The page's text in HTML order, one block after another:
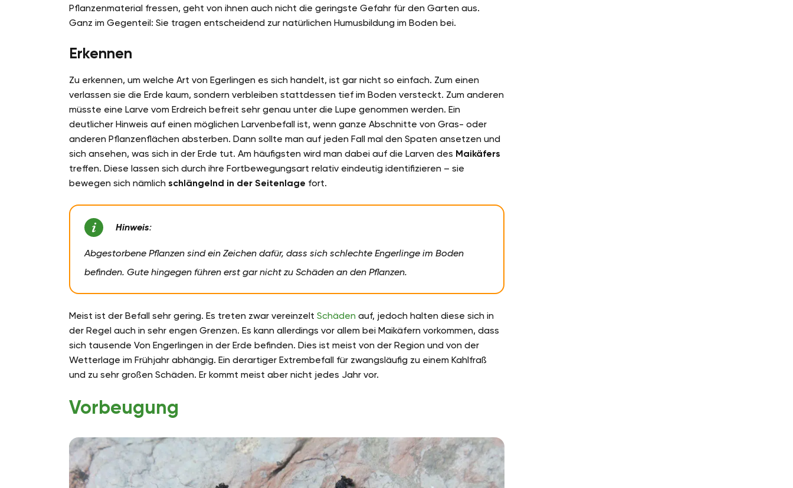
Pflanzenmaterial fressen, geht von ihnen auch nicht die geringste Gefahr für den Garten aus.
Ganz im Gegenteil: Sie tragen entscheidend zur natürlichen Humusbildung im Boden bei.
Erkennen
Zu erkennen, um welche Art von Egerlingen es sich handelt, ist gar nicht so einfach. Zum einen
verlassen sie die Erde kaum, sondern verbleiben stattdessen tief im Boden versteckt. Zum anderen
müsste eine Larve vom Erdreich befreit sehr genau unter die Lupe genommen werden. Ein
deutlicher Hinweis auf einen möglichen Larvenbefall ist, wenn ganze Abschnitte von Gras- oder
anderen Pflanzenflächen absterben. Dann sollte man auf jeden Fall mal den Spaten ansetzen und
sich ansehen, was sich in der Erde tut. Am häufigsten wird man dabei auf die Larven des Maikäfers
treffen. Diese lassen sich durch ihre Fortbewegungsart relativ eindeutig identifizieren – sie
bewegen sich nämlich schlängelnd in der Seitenlage fort.
Hinweis:
Abgestorbene Pflanzen sind ein Zeichen dafür, dass sich schlechte Engerlinge im Boden
befinden. Gute hingegen führen erst gar nicht zu Schäden an den Pflanzen.
Meist ist der Befall sehr gering. Es treten zwar vereinzelt Schäden auf, jedoch halten diese sich in
der Regel auch in sehr engen Grenzen. Es kann allerdings vor allem bei Maikäfern vorkommen, dass
sich tausende Von Engerlingen in der Erde befinden. Dies ist meist von der Region und von der
Wetterlage im Frühjahr abhängig. Ein derartiger Extrembefall für zwangsläufig zu einem Kahlfraß
und zu sehr großen Schäden. Er kommt meist aber nicht jedes Jahr vor.
Vorbeugung